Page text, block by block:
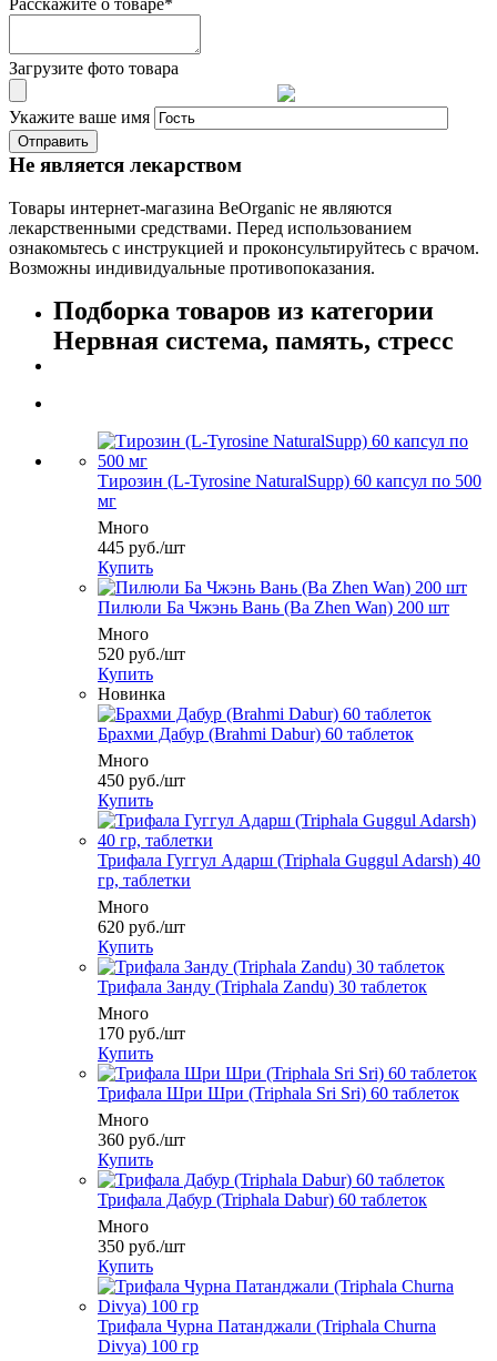
Расскажите о товаре*
Загрузите фото товара
Укажите ваше имя
Не является лекарством
Товары интернет-магазина BeOrganic не являются
лекарственными средствами. Перед использованием
ознакомьтесь с инструкцией и проконсультируйтесь с врачом.
Возможны индивидуальные противопоказания.
Подборка товаров из категории
Нервная система, память, стресс
Тирозин (L-Tyrosine NaturalSupp) 60 капсул по 500
мг
Много
445 руб./шт
Купить
Пилюли Ба Чжэнь Вань (Ba Zhen Wan) 200 шт
Много
520 руб./шт
Купить
Новинка
Брахми Дабур (Brahmi Dabur) 60 таблеток
Много
450 руб./шт
Купить
Трифала Гуггул Адарш (Triphala Guggul Adarsh) 40
гр, таблетки
Много
620 руб./шт
Купить
Трифала Занду (Triphala Zandu) 30 таблеток
Много
170 руб./шт
Купить
Трифала Шри Шри (Triphala Sri Sri) 60 таблеток
Много
360 руб./шт
Купить
Трифала Дабур (Triphala Dabur) 60 таблеток
Много
350 руб./шт
Купить
Трифала Чурна Патанджали (Triphala Churna
Divya) 100 гр